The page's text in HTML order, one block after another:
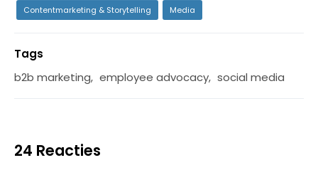
Contentmarketing & Storytelling Media
Tags
b2b marketing, employee advocacy, social media
24 Reacties